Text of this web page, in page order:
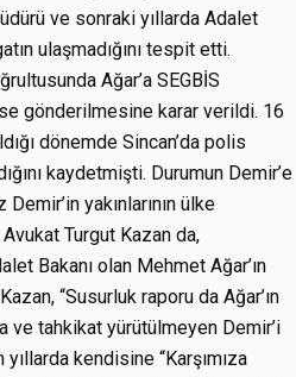
ve sonraki yıllarda Adalet
ulaşmadığını tespit etti.
Ağar’a SEGBİS
gönderilmesine karar verildi. 16
dönemde Sincan’da polis
kaydetmişti. Durumun Demir’e
yakınlarının ülke
Turgut Kazan da,
Bakanı olan Mehmet Ağar’ın
“Susurluk raporu da Ağar’ın
ve tahkikat yürütülmeyen Demir’i
kendisine “Karşımıza